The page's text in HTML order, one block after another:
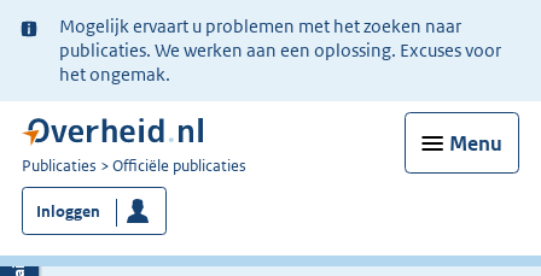
Ter
informatie:
Mogelijk ervaart u problemen met het zoeken naar
publicaties. We werken aan een oplossing. Excuses voor
het ongemak.
Menu
U
bent
nu
hier:
Publicaties Officiële publicaties
Inloggen